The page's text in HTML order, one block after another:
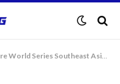
Southeast Asia (FFWS SEA) 2025 Spring